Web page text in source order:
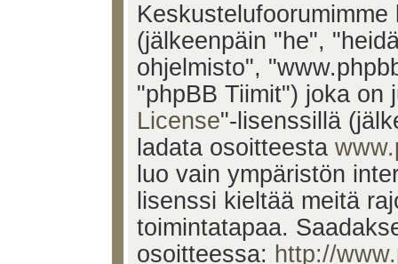
(jälkeenpäin "he",
ohjelmisto",
"phpBB Tiimit") joka on
License"-lisenssillä
ladata osoitteesta
luo vain ympäristön
lisenssi kieltää meitä
toimintatapaa.
osoitteessa: http://